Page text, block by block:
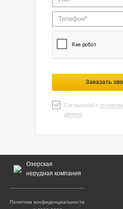
Заказать
Согласен(а) с
данных
Озерская
нерудная компания
Политика конфиденциальности